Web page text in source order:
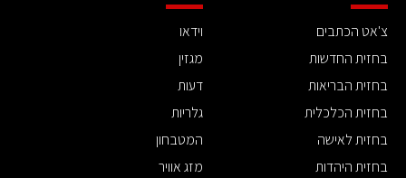
צ'אט הכתבים
בחזית החדשות
בחזית הבריאות
בחזית הכלכלית
בחזית לאישה
בחזית היהדות
וידאו
מגזין
דעות
גלריות
המטבחון
מזג אוויר